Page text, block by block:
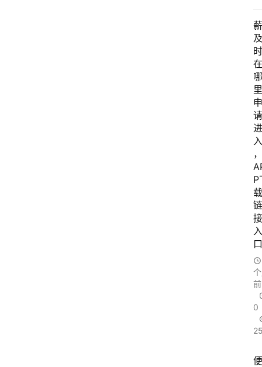
薪
及
时
在
哪
里
申
请
进
入
，
P
载
链
接
入
口
前
0
便